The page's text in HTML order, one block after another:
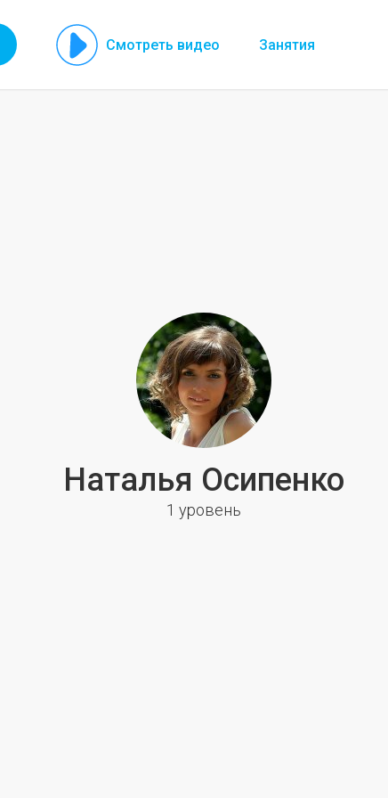
Смотреть видео Занятия
Наталья Осипенко
1 уровень